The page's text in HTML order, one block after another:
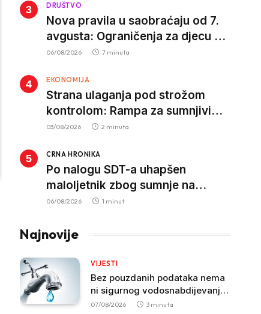
DRUŠTVO
Nova pravila u saobraćaju od 7.
avgusta: Ograničenja za djecu na
trotinetima i mlade vozače, veće
djece
06/08/2026 7 minuta
EKONOMIJA
Strana ulaganja pod strožom
kontrolom: Rampa za sumnjivi
kapital
03/08/2026 2 minuta
CRNA HRONIKA
Po nalogu SDT-a uhapšen
maloljetnik zbog sumnje na
vrbovanje i obučavanje za
06/08/2026 1 minut
Najnovije
VIJESTI
Bez pouzdanih podataka nema
ni sigurnog vodosnabdijevanja
građana u Crnoj Gori
07/08/2026 3 minuta